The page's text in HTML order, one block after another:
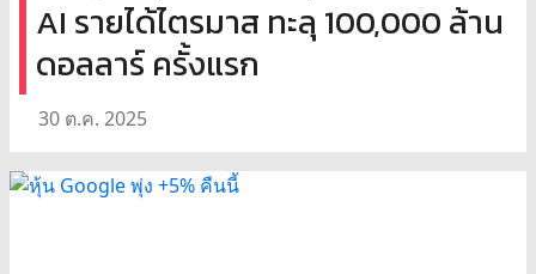
AI รายได้ไตรมาส ทะลุ 100,000 ล้าน
ดอลลาร์ ครั้งแรก
30 ต.ค. 2025